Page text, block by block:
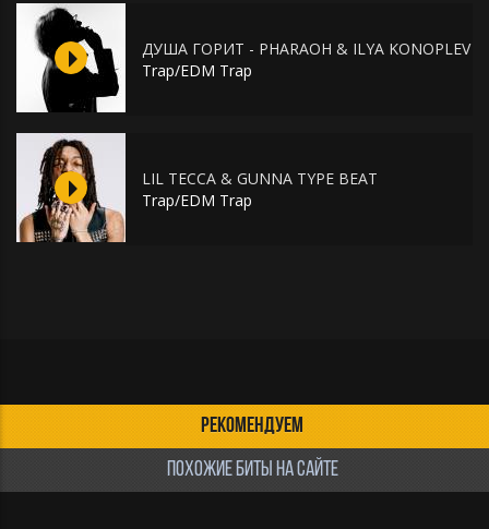
ДУША ГОРИТ - PHARAOH & ILYA KONOPLEV
Trap/EDM Trap
LIL TECCA & GUNNA TYPE BEAT
Trap/EDM Trap
РЕКОМЕНДУЕМ
ПОХОЖИЕ БИТЫ НА САЙТЕ